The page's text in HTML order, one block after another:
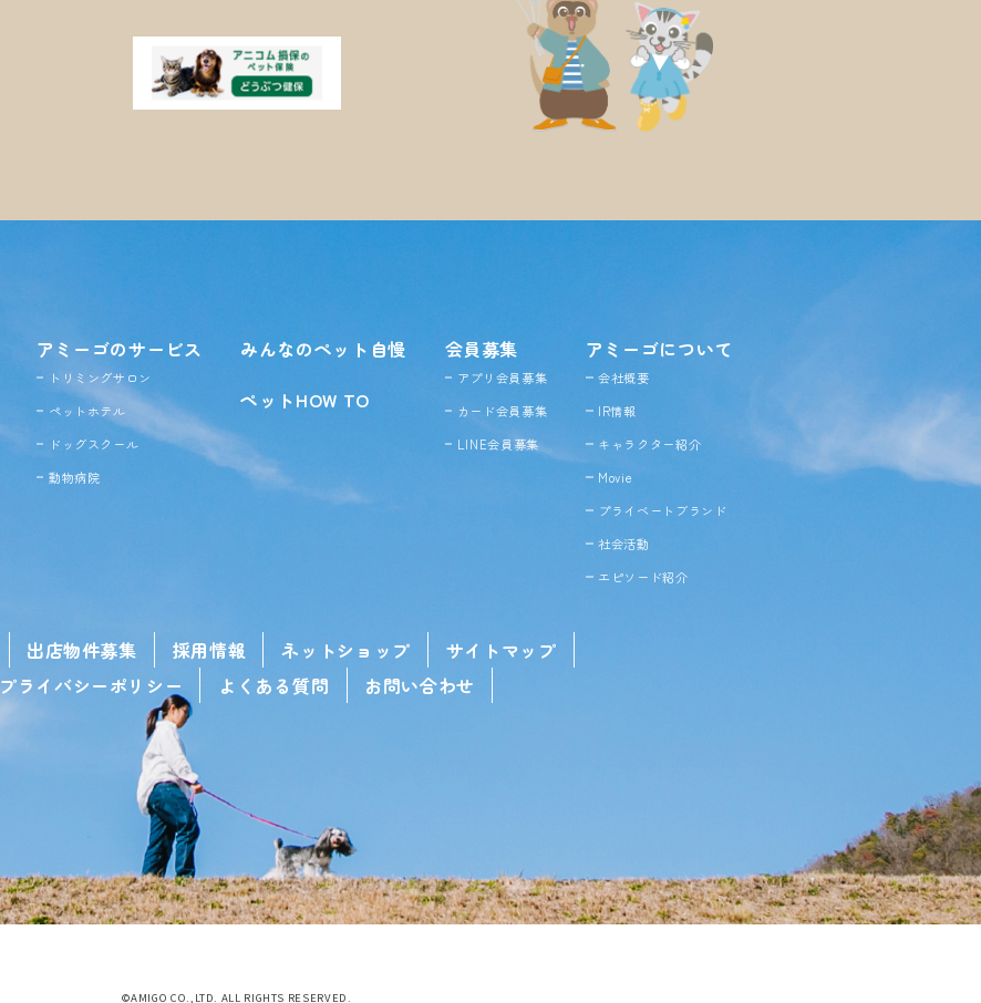
アミーゴのサービス
トリミングサロン
ペットホテル
ドッグスクール
動物病院
みんなのペット自慢
ペットHOW TO
会員募集
アプリ会員募集
カード会員募集
LINE会員募集
アミーゴについて
会社概要
IR情報
キャラクター紹介
Movie
プライベートブランド
社会活動
エピソード紹介
出店物件募集 採用情報 ネットショップ
サイトマップ
プライバシーポリシー
よくある質問 お問い合わせ
©AMIGO CO.,LTD. ALL RIGHTS RESERVED.